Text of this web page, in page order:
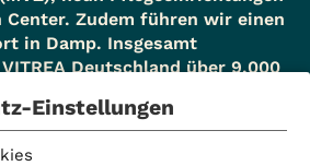
Zudem führen wir einen
in Damp. Insgesamt
Deutschland über 9.000
Einstellungen